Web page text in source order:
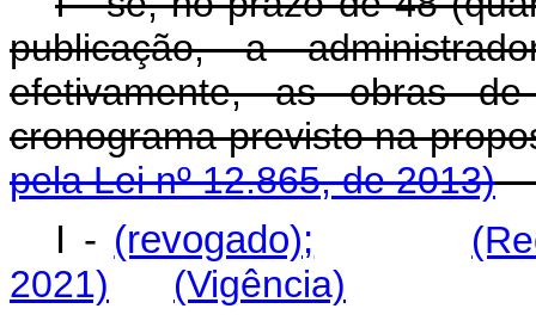
publicação, a
efetivamente, as obras
cronograma previsto na
pela Lei nº 12.865, de 2013)
I - (revogado);
2021)
(Vigência)